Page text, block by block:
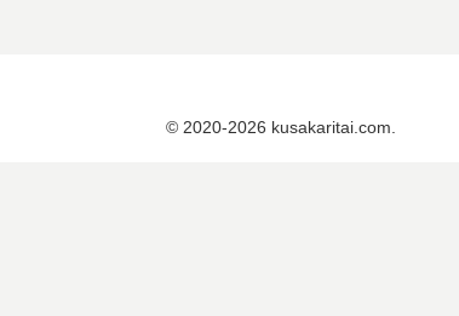
© 2020-2026 kusakaritai.com.